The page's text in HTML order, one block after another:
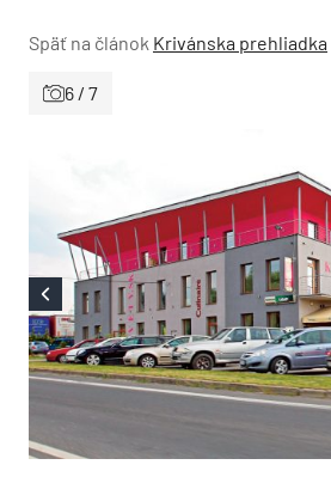
Späť na článok Krivánska prehliadka
6 / 7